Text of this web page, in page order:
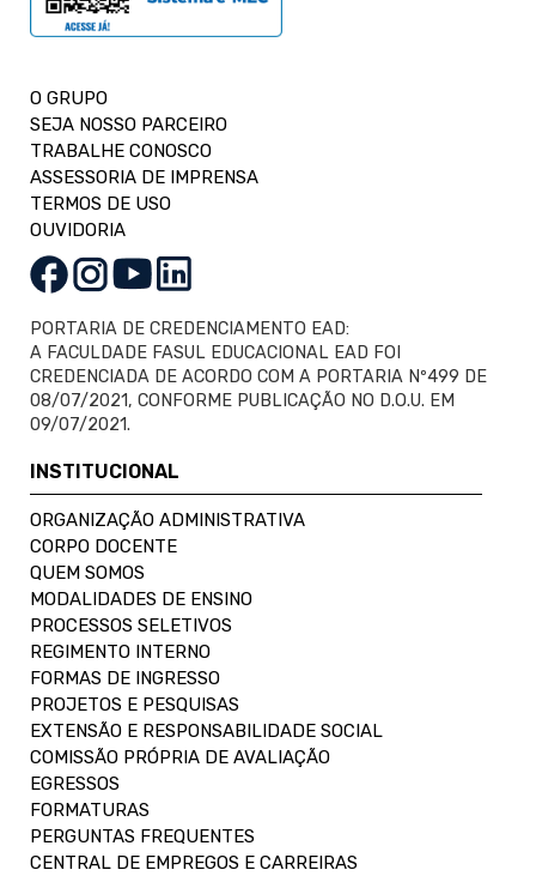
O GRUPO
SEJA NOSSO PARCEIRO
TRABALHE CONOSCO
ASSESSORIA DE IMPRENSA
TERMOS DE USO
OUVIDORIA
PORTARIA DE CREDENCIAMENTO EAD:
A FACULDADE FASUL EDUCACIONAL EAD FOI
CREDENCIADA DE ACORDO COM A PORTARIA Nº499 DE
08/07/2021, CONFORME PUBLICAÇÃO NO D.O.U. EM
09/07/2021.
INSTITUCIONAL
ORGANIZAÇÃO ADMINISTRATIVA
CORPO DOCENTE
QUEM SOMOS
MODALIDADES DE ENSINO
PROCESSOS SELETIVOS
REGIMENTO INTERNO
FORMAS DE INGRESSO
PROJETOS E PESQUISAS
EXTENSÃO E RESPONSABILIDADE SOCIAL
COMISSÃO PRÓPRIA DE AVALIAÇÃO
EGRESSOS
FORMATURAS
PERGUNTAS FREQUENTES
CENTRAL DE EMPREGOS E CARREIRAS